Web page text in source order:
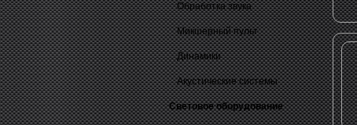
Обработка звука
Микшерный пульт
Динамики
Акустические системы
Световое оборудование